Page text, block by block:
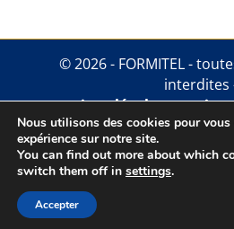
© 2026 - FORMITEL -
interdites
mentions légales.gestion
Nous utilisons des cookies pour
expérience sur notre site.
You can find out more about which
switch them off in settings.
Accepter